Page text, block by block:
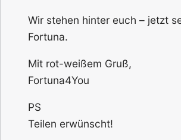
Wir stehen hinter euch – jetzt
Fortuna.
Mit rot-weißem Gruß,
Fortuna4You
PS
Teilen erwünscht!